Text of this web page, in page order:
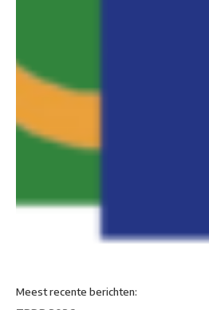
Meest recente berichten: